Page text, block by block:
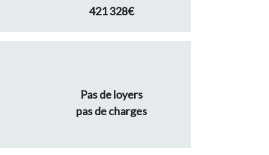
421 328€
Pas de loyers
pas de charges